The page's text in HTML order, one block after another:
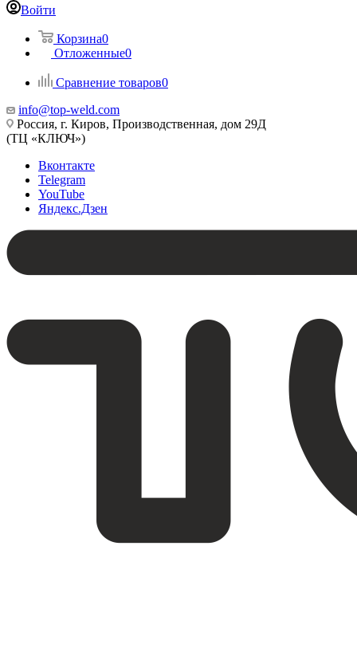
Войти
Корзина0
Отложенные0
Сравнение товаров0
info@top-weld.com
Россия, г. Киров, Производственная, дом 29Д
(ТЦ «КЛЮЧ»)
Вконтакте
Telegram
YouTube
Яндекс.Дзен